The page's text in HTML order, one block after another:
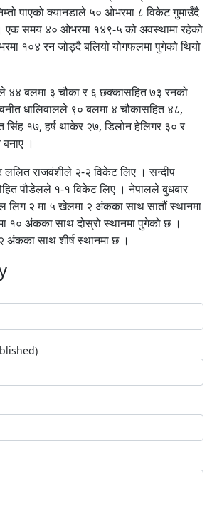
पाएको क्यानडाले ५० ओभरमा ८ विकेट गुमाउँदै
एक समय ४० ओेभरमा १४९-५ को अवस्थामा रहेको
१०४ रन जोड्दै बलियो योगफलमा पुगेको थियो
४४ बलमा ३ चौका र ६ छक्कासहित ७३ रनको
धालिवालले ९० बलमा ४ चौकासहित ४८,
१७, हर्ष थाकेर २७, डिलोन हेलिगर ३० र
।
ललित राजवंशीले २-२ विकेट लिए । सन्दीप
पौडेलले १-१ विकेट लिए । नेपालले बुधबार
२ मा ५ खेलमा २ अंकका साथ सातौं स्थानमा
१० अंकका साथ दोस्रो स्थानमा पुगेको छ ।
साथ शीर्ष स्थानमा छ ।